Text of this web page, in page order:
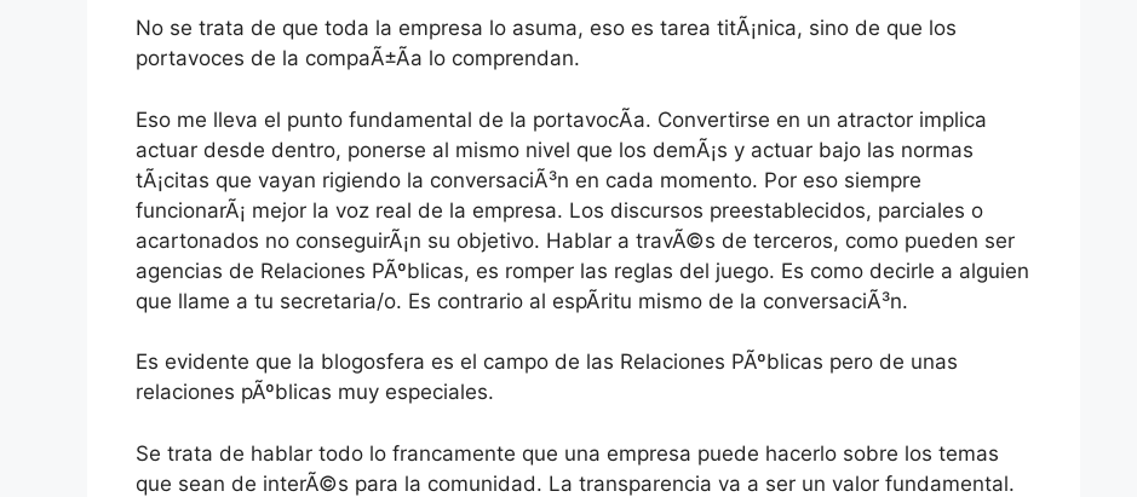
No se trata de que toda la empresa lo asuma, eso es tarea titÃ¡nica, sino de que los
portavoces de la compaÃ±Ã­a lo comprendan.
Eso me lleva el punto fundamental de la portavocÃ­a. Convertirse en un atractor implica
actuar desde dentro, ponerse al mismo nivel que los demÃ¡s y actuar bajo las normas
tÃ¡citas que vayan rigiendo la conversaciÃ³n en cada momento. Por eso siempre
funcionarÃ¡ mejor la voz real de la empresa. Los discursos preestablecidos, parciales o
acartonados no conseguirÃ¡n su objetivo. Hablar a travÃ©s de terceros, como pueden ser
agencias de Relaciones PÃºblicas, es romper las reglas del juego. Es como decirle a alguien
que llame a tu secretaria/o. Es contrario al espÃ­ritu mismo de la conversaciÃ³n.
Es evidente que la blogosfera es el campo de las Relaciones PÃºblicas pero de unas
relaciones pÃºblicas muy especiales.
Se trata de hablar todo lo francamente que una empresa puede hacerlo sobre los temas
que sean de interÃ©s para la comunidad. La transparencia va a ser un valor fundamental.